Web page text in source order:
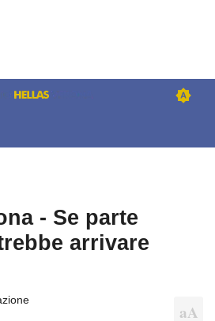
- Se parte
arrivare